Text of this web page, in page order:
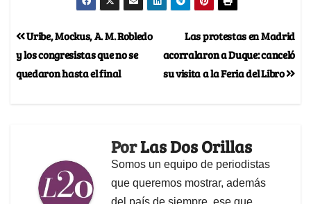
Las protestas en Madrid
acorralaron a Duque: canceló
su visita a la Feria del Libro
Uribe, Mockus, A. M. Robledo
y los congresistas que no se
quedaron hasta el final
PorLas Dos Orillas
Somos un equipo de periodistas
que queremos mostrar, además
del país de siempre, ese que